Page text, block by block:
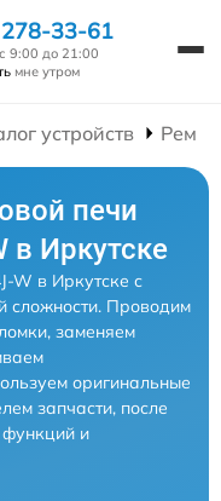
33-61
9:00 до 21:00
мне утром
устройств
печи
в Иркутске
W в Иркутске с
сложности. Проводим
заменяем
оригинальные
запчасти, после
и